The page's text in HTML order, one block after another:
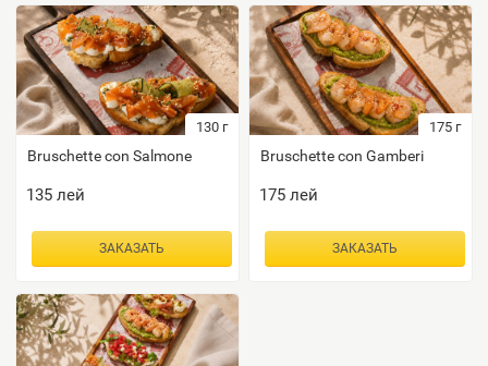
130 г
Bruschettе con Salmone
135лей
ЗАКАЗАТЬ
175 г
Bruschette con Gamberi
175лей
ЗАКАЗАТЬ